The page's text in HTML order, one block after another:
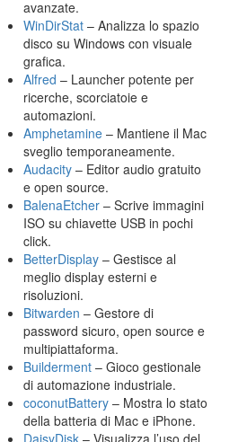
avanzate.
WinDirStat – Analizza lo spazio
disco su Windows con visuale
grafica.
Alfred – Launcher potente per
ricerche, scorciatoie e
automazioni.
Amphetamine – Mantiene il Mac
sveglio temporaneamente.
Audacity – Editor audio gratuito
e open source.
BalenaEtcher – Scrive immagini
ISO su chiavette USB in pochi
click.
BetterDisplay – Gestisce al
meglio display esterni e
risoluzioni.
Bitwarden – Gestore di
password sicuro, open source e
multipiattaforma.
Builderment – Gioco gestionale
di automazione industriale.
coconutBattery – Mostra lo stato
della batteria di Mac e iPhone.
DaisyDisk – Visualizza l’uso del